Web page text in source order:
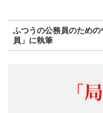
ふつうの公務員のため
員」に執筆